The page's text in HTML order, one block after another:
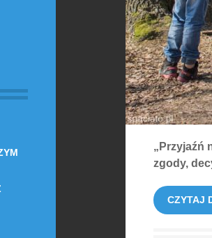
„Przyjaźń
zgody,
CZYTAJ